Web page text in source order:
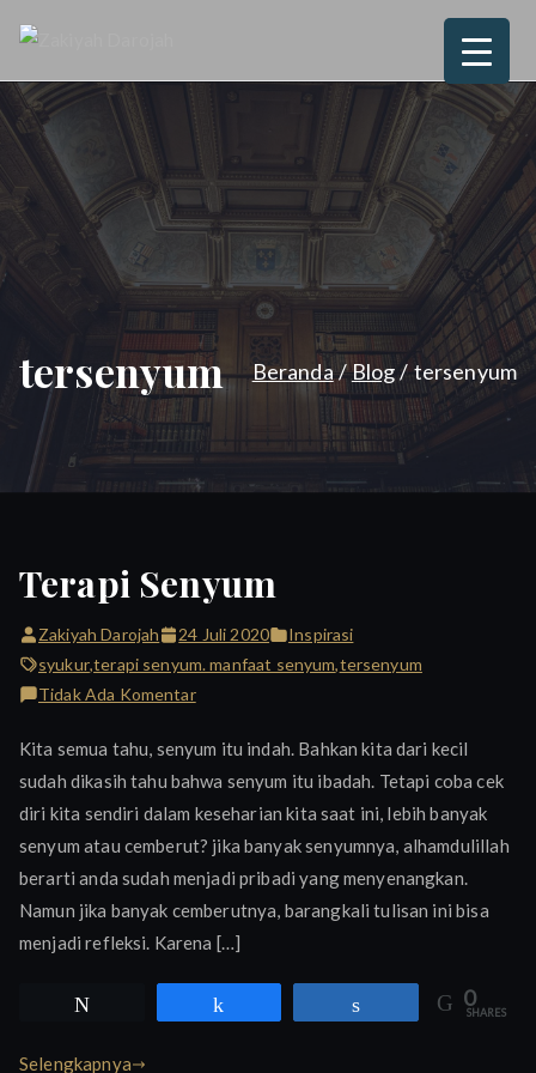
konten
Zakiyah
Darojah
tersenyum Beranda Blog tersenyum
Terapi Senyum
Zakiyah Darojah 24 Juli 2020
Inspirasi
syukur,terapi senyum. manfaat senyum,tersenyum
Tidak Ada Komentarpada
Senyum
Kita semua tahu, senyum itu indah. Bahkan kita dari kecil
sudah dikasih tahu bahwa senyum itu ibadah. Tetapi coba cek
diri kita sendiri dalam keseharian kita saat ini, lebih banyak
senyum atau cemberut? jika banyak senyumnya, alhamdulillah
berarti anda sudah menjadi pribadi yang menyenangkan.
Namun jika banyak cemberutnya, barangkali tulisan ini bisa
menjadi refleksi. Karena […]
0
SHARES
Selengkapnya